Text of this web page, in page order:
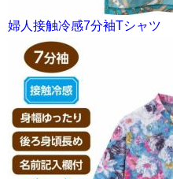
婦人接触冷感7分袖Tシャツ